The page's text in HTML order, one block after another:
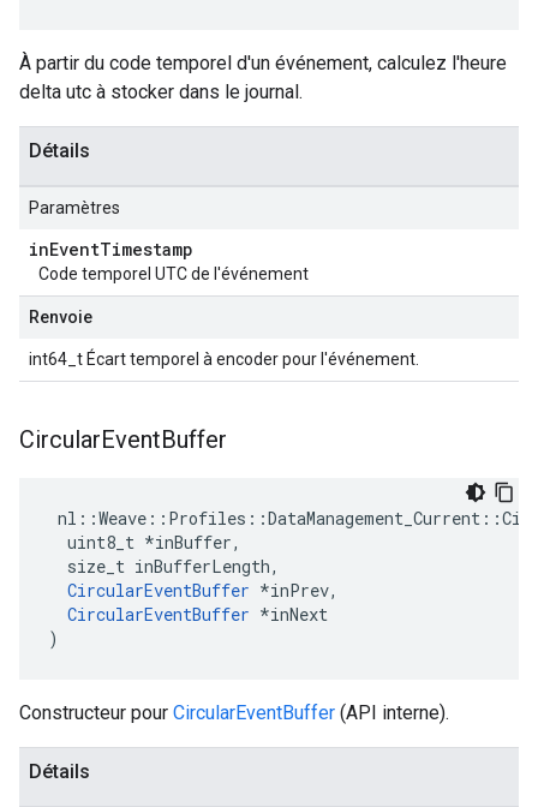
À partir du code temporel d'un événement, calculez l'heure
delta utc à stocker dans le journal.
Détails
Paramètres
inEventTimestamp
Code temporel UTC de l'événement
Renvoie
int64_t Écart temporel à encoder pour l'événement.
CircularEventBuffer
  uint8_t *inBuffer,
  size_t inBufferLength,
CircularEventBuffer *inPrev,
CircularEventBuffer *inNext
)
Constructeur pour CircularEventBuffer (API interne).
Détails